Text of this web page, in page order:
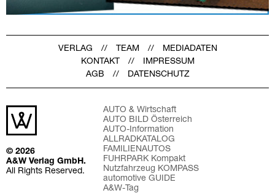
VERLAG TEAM
MEDIADATEN
KONTAKT
IMPRESSUM
AGB
DATENSCHUTZ
© 2026
A&W Verlag GmbH.
All Rights Reserved.
AUTO & Wirtschaft
AUTO BILD Österreich
AUTO-Information
ALLRADKATALOG
FAMILIENAUTOS
FUHRPARK Kompakt
Nutzfahrzeug KOMPASS
automotive GUIDE
A&W-Tag